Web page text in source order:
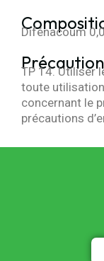
Difénacoum
TP 14. Utiliser
toute
concernant le
précautions